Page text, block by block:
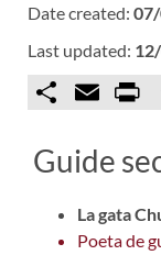
Date created:
Last updated:
Comparteix
Email
Guide
La gata
Poeta de